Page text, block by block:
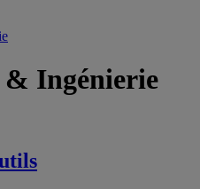
& Ingénierie